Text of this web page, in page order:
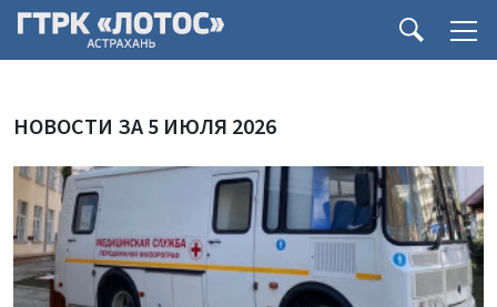
НОВОСТИ ЗА 5 ИЮЛЯ 2026